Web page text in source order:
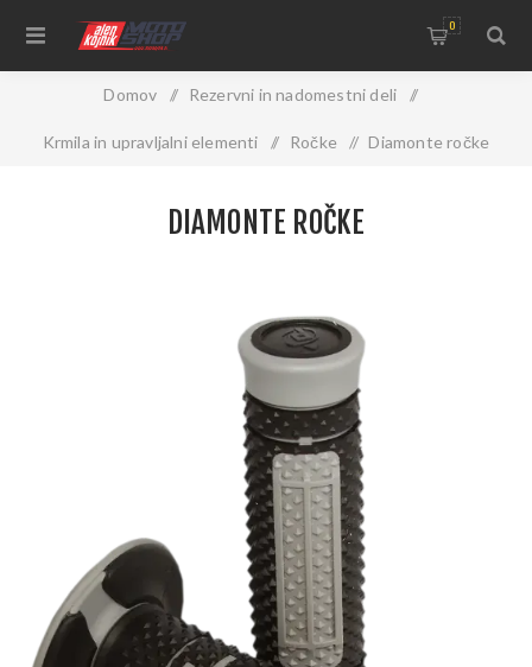
0
Domov / Rezervni in nadomestni deli /
Krmila in upravljalni elementi / Ročke / Diamonte ročke
DIAMONTE ROČKE